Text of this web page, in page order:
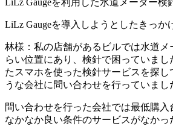
LiLz Gaugeを利用した水道メーター検
LiLz Gaugeを導入しようとしたきっか
林様：私の店舗があるビルでは水道
らい位置にあり、検針で困っていまし
たスマホを使った検針サービスを探
うな会社に問い合わせを行っていまし
問い合わせを行った会社では最低購
なかなか良い条件のサービスがなか